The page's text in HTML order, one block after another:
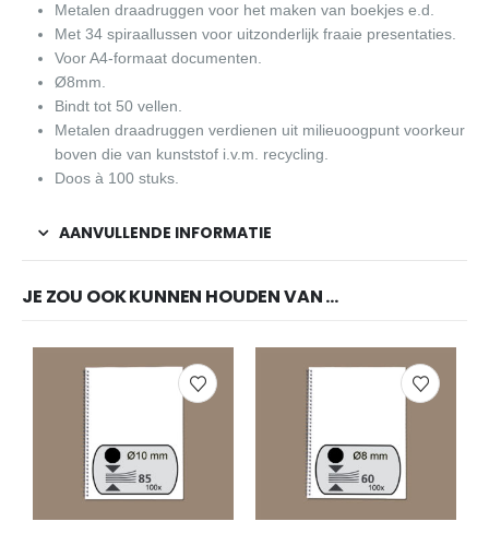
Metalen draadruggen voor het maken van boekjes e.d.
Met 34 spiraallussen voor uitzonderlijk fraaie presentaties.
Voor A4-formaat documenten.
Ø8mm.
Bindt tot 50 vellen.
Metalen draadruggen verdienen uit milieuoogpunt voorkeur
boven die van kunststof i.v.m. recycling.
Doos à 100 stuks.
AANVULLENDE INFORMATIE
JE ZOU OOK KUNNEN HOUDEN VAN …